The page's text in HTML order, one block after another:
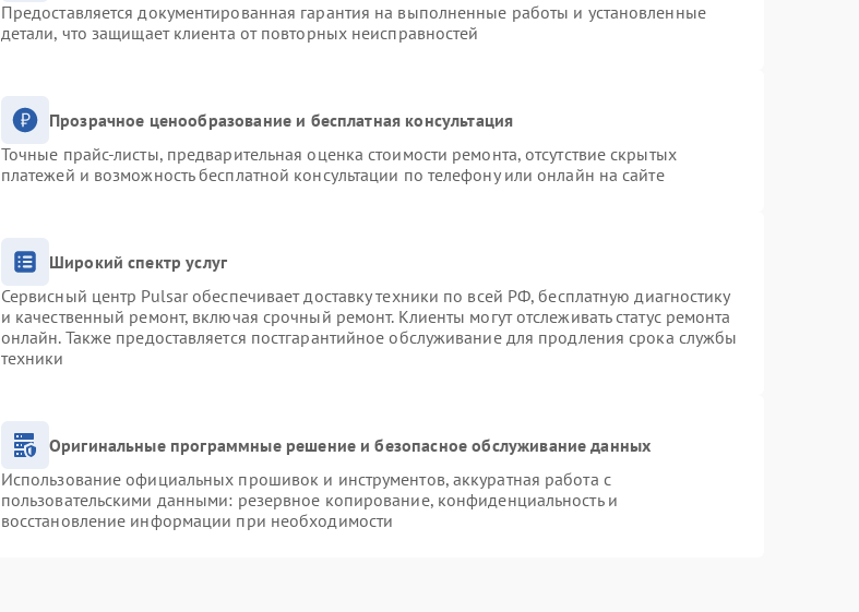
Предоставляется документированная гарантия на выполненные работы и установленные
детали, что защищает клиента от повторных неисправностей
Прозрачное ценообразование и бесплатная консультация
Точные прайс-листы, предварительная оценка стоимости ремонта, отсутствие скрытых
платежей и возможность бесплатной консультации по телефону или онлайн на сайте
Широкий спектр услуг
Сервисный центр Pulsar обеспечивает доставку техники по всей РФ, бесплатную диагностику
и качественный ремонт, включая срочный ремонт. Клиенты могут отслеживать статус ремонта
онлайн. Также предоставляется постгарантийное обслуживание для продления срока службы
техники
Оригинальные программные решение и безопасное обслуживание данных
Использование официальных прошивок и инструментов, аккуратная работа с
пользовательскими данными: резервное копирование, конфиденциальность и
восстановление информации при необходимости